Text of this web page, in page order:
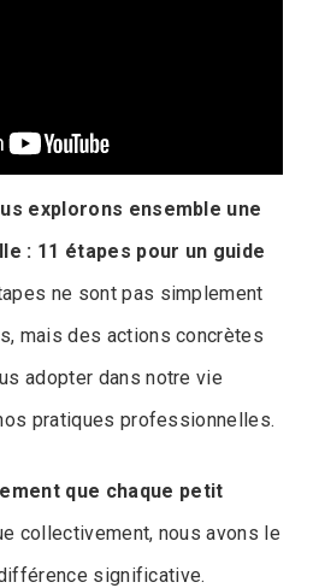
explorons ensemble une
: 11 étapes pour un guide
ne sont pas simplement
mais des actions concrètes
adopter dans notre vie
pratiques professionnelles.
que chaque petit
collectivement, nous avons le
significative.